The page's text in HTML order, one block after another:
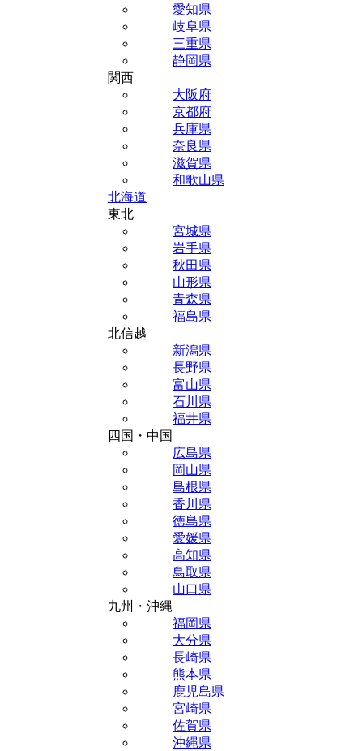
愛知県
岐阜県
三重県
静岡県
関西
大阪府
京都府
兵庫県
奈良県
滋賀県
和歌山県
北海道
東北
宮城県
岩手県
秋田県
山形県
青森県
福島県
北信越
新潟県
長野県
富山県
石川県
福井県
四国・中国
広島県
岡山県
島根県
香川県
徳島県
愛媛県
高知県
鳥取県
山口県
九州・沖縄
福岡県
大分県
長崎県
熊本県
鹿児島県
宮崎県
佐賀県
沖縄県